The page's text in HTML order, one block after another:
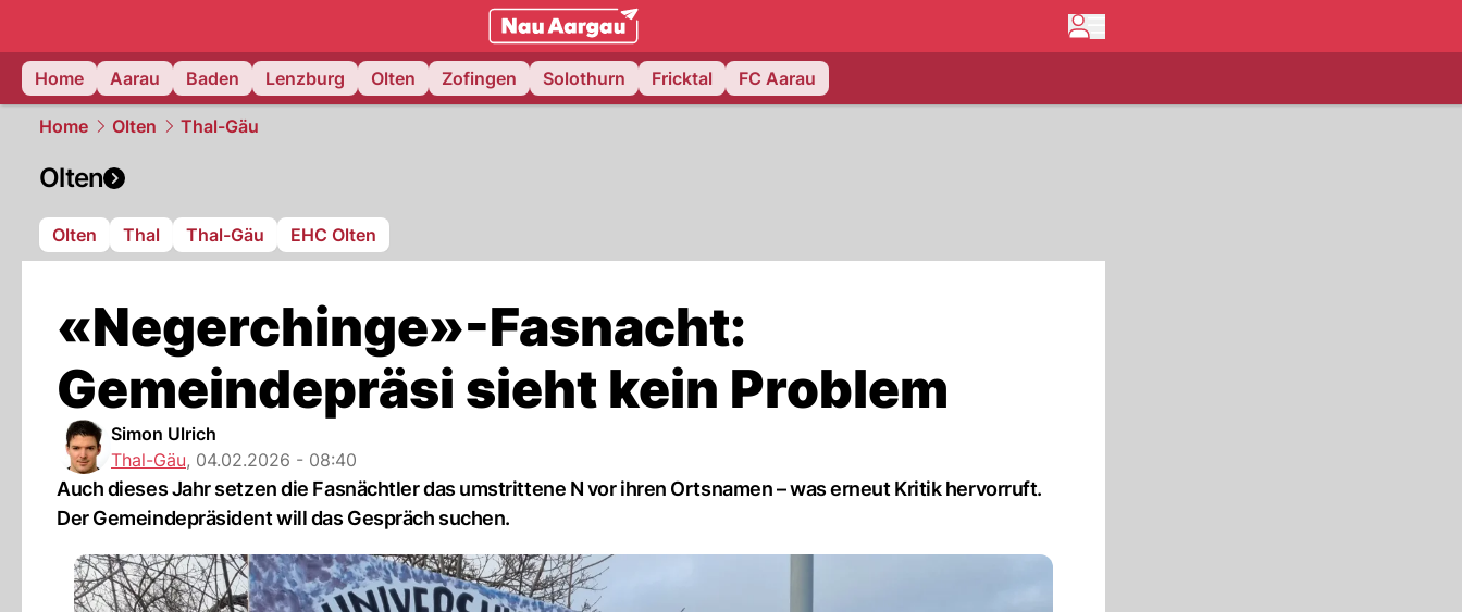
mittelland.NAU.ch
Home
Aarau Baden Lenzburg Olten Zofingen Solothurn Fricktal FC Aarau
Home Olten Thal-Gäu
Olten
Olten Thal Thal-Gäu EHC Olten
«Negerchinge»-Fasnacht:
Gemeindepräsi sieht kein Problem
Simon Ulrich
Thal-Gäu, 04.02.2026 - 08:40
Auch dieses Jahr setzen die Fasnächtler das umstrittene N vor ihren Ortsnamen – was erneut Kritik hervorruft.
Der Gemeindepräsident will das Gespräch suchen.